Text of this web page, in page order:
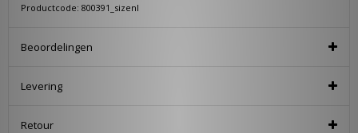
Productcode: 800391_sizenl
Beoordelingen
Levering
Retour